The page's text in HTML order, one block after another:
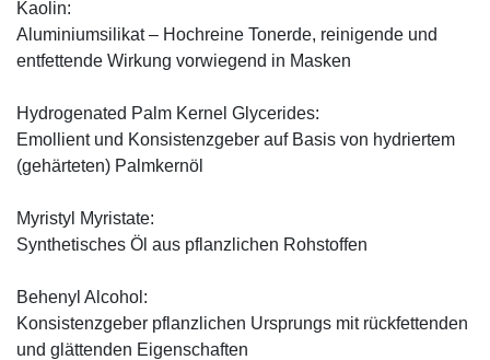
Kaolin:
Aluminiumsilikat – Hochreine Tonerde, reinigende und
entfettende Wirkung vorwiegend in Masken
Hydrogenated Palm Kernel Glycerides:
Emollient und Konsistenzgeber auf Basis von hydriertem
(gehärteten) Palmkernöl
Myristyl Myristate:
Synthetisches Öl aus pflanzlichen Rohstoffen
Behenyl Alcohol:
Konsistenzgeber pflanzlichen Ursprungs mit rückfettenden
und glättenden Eigenschaften